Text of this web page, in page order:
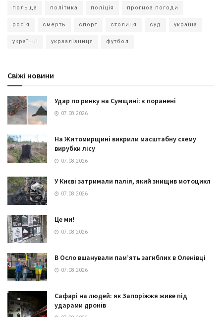
польща політика поліція прогноз погоди
росія смерть спорт столиця суд україна
українці укрзалізниця футбол
Свіжі новини
Удар по ринку на Сумщині: є поранені
07.08.2026
На Житомирщині викрили масштабну схему
вирубки лісу
07.08.2026
У Києві затримали палія, який знищив мотоцикл
07.08.2026
Це ми!
07.08.2026
В Осло вшанували пам’ять загиблих в Оленівці
07.08.2026
Сафарі на людей: як Запоріжжя живе під
ударами дронів